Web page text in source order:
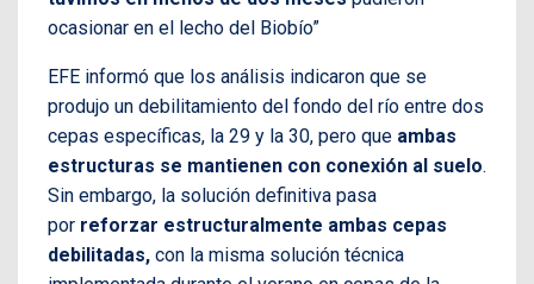
ocasionar en el lecho del Biobío”
EFE informó que los análisis indicaron que se
produjo un debilitamiento del fondo del río entre dos
cepas específicas, la 29 y la 30, pero que ambas
estructuras se mantienen con conexión al suelo.
Sin embargo, la solución definitiva pasa
por reforzar estructuralmente ambas cepas
debilitadas, con la misma solución técnica